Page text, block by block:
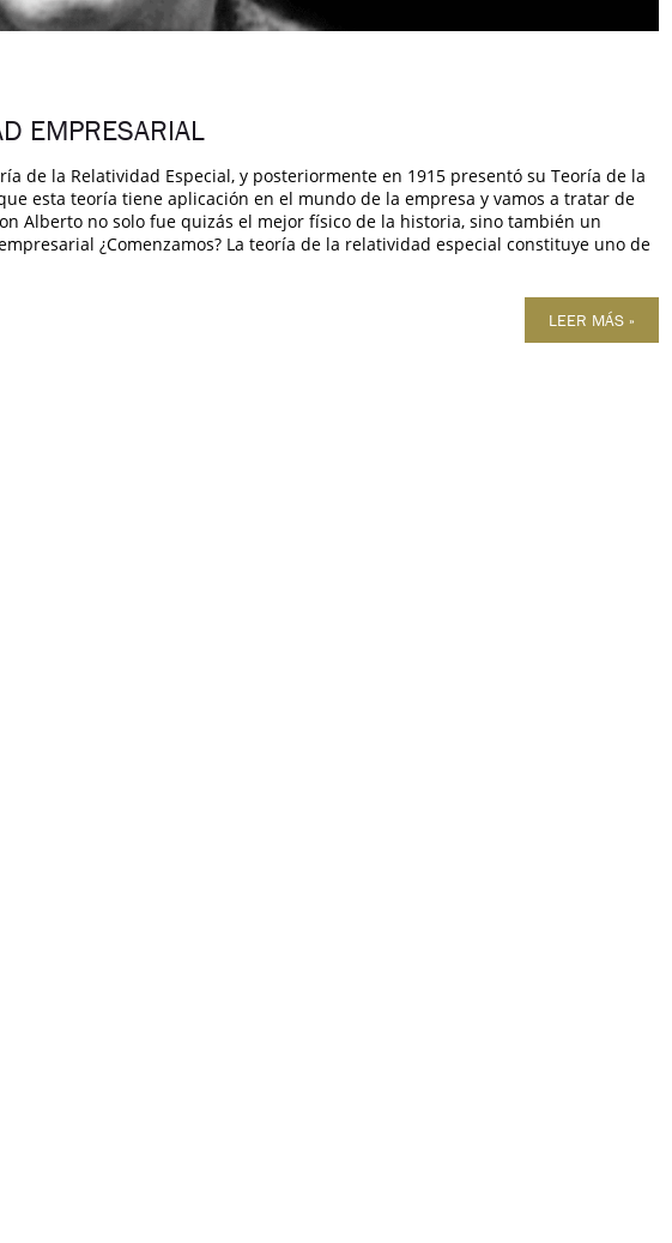
EMPRESARIAL
de la Relatividad Especial, y posteriormente en 1915 presentó su Teoría de la
esta teoría tiene aplicación en el mundo de la empresa y vamos a tratar de
Alberto no solo fue quizás el mejor físico de la historia, sino también un
¿Comenzamos? La teoría de la relatividad especial constituye uno de
LEER MÁS »